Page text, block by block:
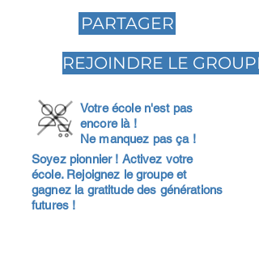
PARTAGER
REJOINDRE LE GROUPE
Votre école n'est pas
encore là !
Ne manquez pas ça !
Soyez pionnier ! Activez votre
école. Rejoignez le groupe et
gagnez la gratitude des générations
futures !